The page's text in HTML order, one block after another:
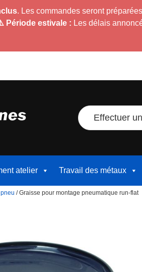
. Les commandes seront
Période estivale : Les délais
Effectuer
atelier Travail des métaux
/ Graisse pour montage pneumatique run-flat